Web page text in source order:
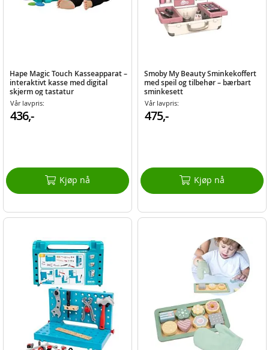
Hape Magic Touch Kasseapparat –
interaktivt kasse med digital
skjerm og tastatur
Vår lavpris:
436,-
Kjøp nå
Smoby My Beauty Sminkekoffert
med speil og tilbehør – bærbart
sminkesett
Vår lavpris:
475,-
Kjøp nå